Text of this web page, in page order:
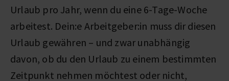
Urlaub pro Jahr, wenn du eine 6-Tage-Woche
arbeitest. Dein:e Arbeitgeber:in muss dir diesen
Urlaub gewähren – und zwar unabhängig
davon, ob du den Urlaub zu einem bestimmten
Zeitpunkt nehmen möchtest oder nicht,